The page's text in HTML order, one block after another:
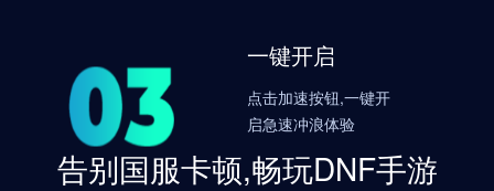
一键开启
点击加速按钮,一键开
启急速冲浪体验
告别国服卡顿,畅玩DNF手游